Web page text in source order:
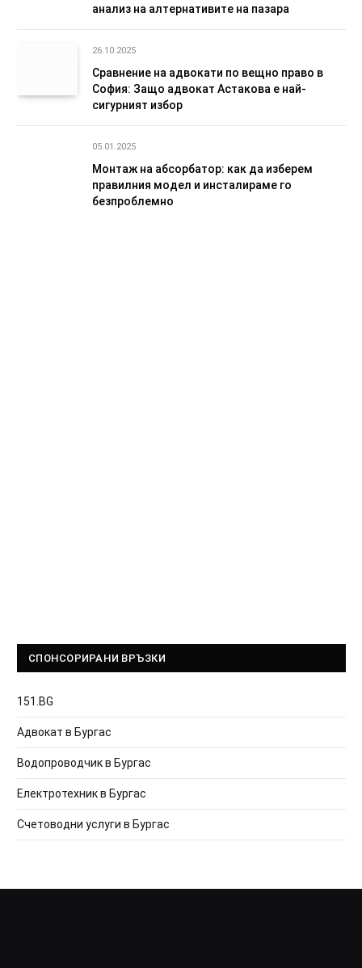
анализ на алтернативите на пазара
26.10.2025
Сравнение на адвокати по вещно право в
София: Защо адвокат Астакова е най-
сигурният избор
05.01.2025
Монтаж на абсорбатор: как да изберем
правилния модел и инсталираме го
безпроблемно
СПОНСОРИРАНИ ВРЪЗКИ
151.BG
Адвокат в Бургас
Водопроводчик в Бургас
Електротехник в Бургас
Счетоводни услуги в Бургас